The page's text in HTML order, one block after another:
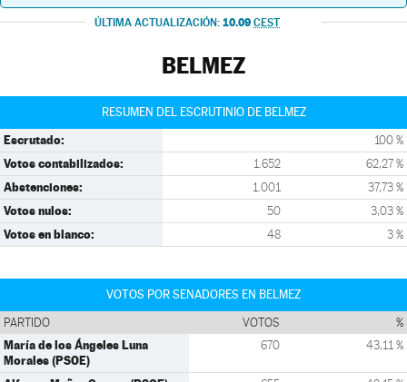
ÚLTIMA ACTUALIZACIÓN: 10.09 CEST
BELMEZ
RESUMEN DEL ESCRUTINIO DE BELMEZ
Escrutado: 100 %
Votos contabilizados: 1.652 62,27 %
Abstenciones: 1.001 37,73 %
Votos nulos: 50 3,03 %
Votos en blanco: 48 3 %
VOTOS POR SENADORES EN BELMEZ
PARTIDO VOTOS %
María de los Ángeles Luna
Morales (PSOE)
670 43,11 %